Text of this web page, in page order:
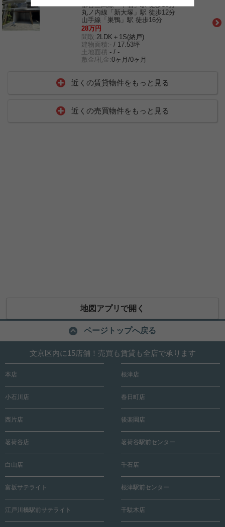
都営三田線「千石」駅 徒歩10分
丸ノ内線「新大塚」駅 徒歩12分
山手線「巣鴨」駅 徒歩16分
28万円
間取: 2LDK＋1S(納戸)
建物面積:- / 17.53坪
土地面積:- / -
敷金/礼金:0ヶ月/0ヶ月
近くの賃貸物件をもっと見る
近くの売買物件をもっと見る
地図アプリで開く
ページトップへ戻る
文京区内に15店舗！売買も賃貸も全店で承ります
本店 根津店
小石川店 春日町店
西片店 後楽園店
茗荷谷店 茗荷谷駅前センター
白山店 千石店
富坂サテライト 根津駅前センター
江戸川橋駅前サテライト 千駄木店